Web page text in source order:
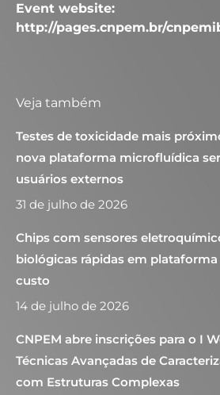
Event website:
http://pages.cnpem.br/
Veja também
Testes de toxicidade mais
nova plataforma microfluídica
usuários externos
31 de julho de 2026
Chips com sensores
biológicas rápidas em
custo
14 de julho de 2026
CNPEM abre inscrições para o I
Técnicas Avançadas de
com Estruturas Complexas